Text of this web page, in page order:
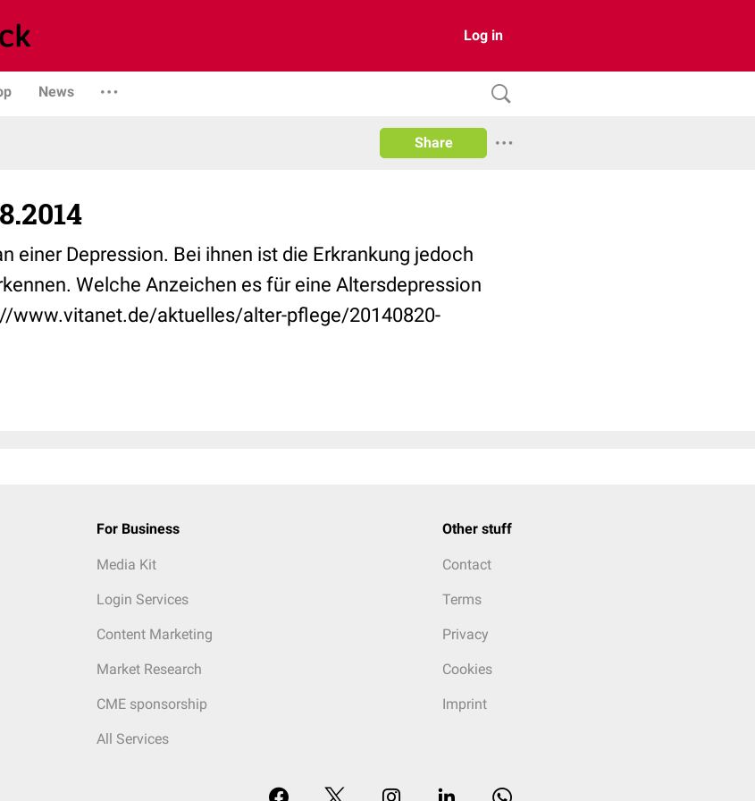
Log in
News
Share
einer Depression. Bei ihnen ist die Erkrankung jedoch
Welche Anzeichen es für eine Altersdepression
www.vitanet.de/aktuelles/alter-pflege/20140820-
For Business
Media Kit
Login Services
Content Marketing
Market Research
CME sponsorship
All Services
Other stuff
Contact
Terms
Privacy
Cookies
Imprint